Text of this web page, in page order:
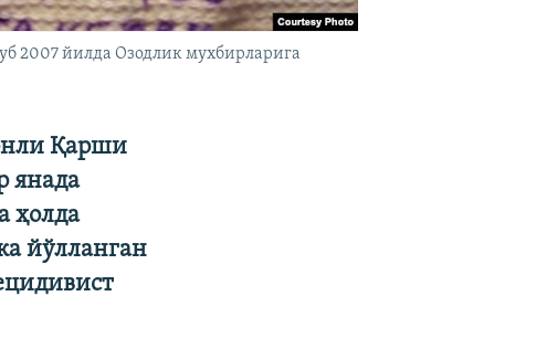
2007 йилда Озодлик мухбирларига
Қарши
янада
ҳолда
йўлланган